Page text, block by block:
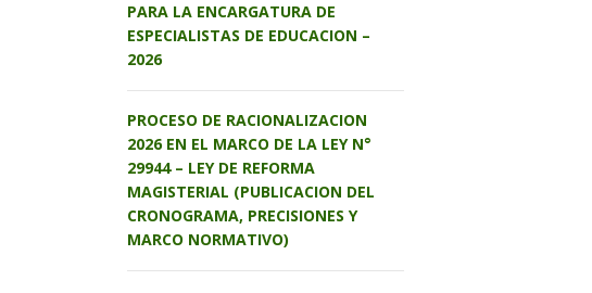
PARA LA ENCARGATURA DE
ESPECIALISTAS DE EDUCACION –
2026
PROCESO DE RACIONALIZACION
2026 EN EL MARCO DE LA LEY N°
29944 – LEY DE REFORMA
MAGISTERIAL (PUBLICACION DEL
CRONOGRAMA, PRECISIONES Y
MARCO NORMATIVO)